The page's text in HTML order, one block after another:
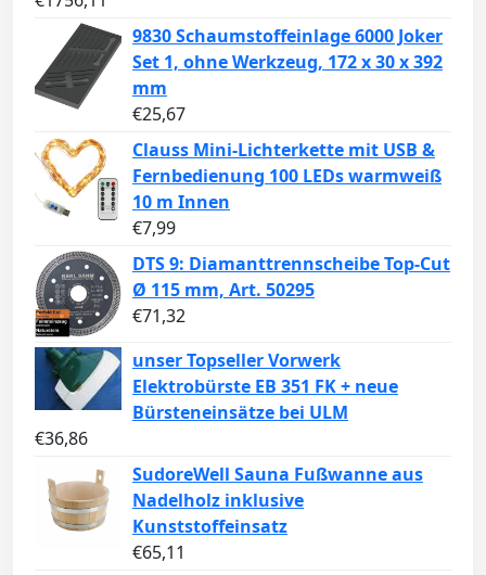
9830 Schaumstoffeinlage 6000 Joker
Set 1, ohne Werkzeug, 172 x 30 x 392
mm
€25,67
Clauss Mini-Lichterkette mit USB &
Fernbedienung 100 LEDs warmweiß
10 m Innen
€7,99
DTS 9: Diamanttrennscheibe Top-Cut
Ø 115 mm, Art. 50295
€71,32
unser Topseller Vorwerk
Elektrobürste EB 351 FK + neue
Bürsteneinsätze bei ULM
€36,86
SudoreWell Sauna Fußwanne aus
Nadelholz inklusive
Kunststoffeinsatz
€65,11